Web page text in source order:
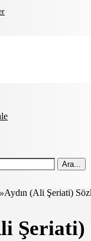
Ara...
»Aydın (Ali Şeriati)
Şeriati)